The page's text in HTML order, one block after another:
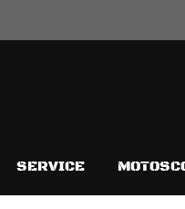
SERVICE